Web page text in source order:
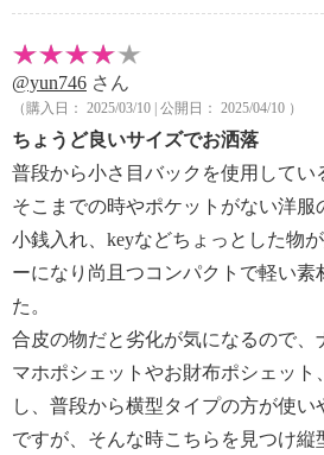
@yun746 さん
（購入日： 2025/03/10 | 公開日： 2025/04/10 ）
ちょうど良いサイズでお洒落
普段から小さ目バックを使用してい
そこまでの時やポケットがない洋服
小銭入れ、keyなどちょっとした物
ーになり尚且つコンパクトで軽い素
た。
合皮の物だと劣化が気になるので、
マホポシェットやお財布ポシェット
し、普段から横型タイプの方が使
ですが、そんな時こちらを見つけ縦